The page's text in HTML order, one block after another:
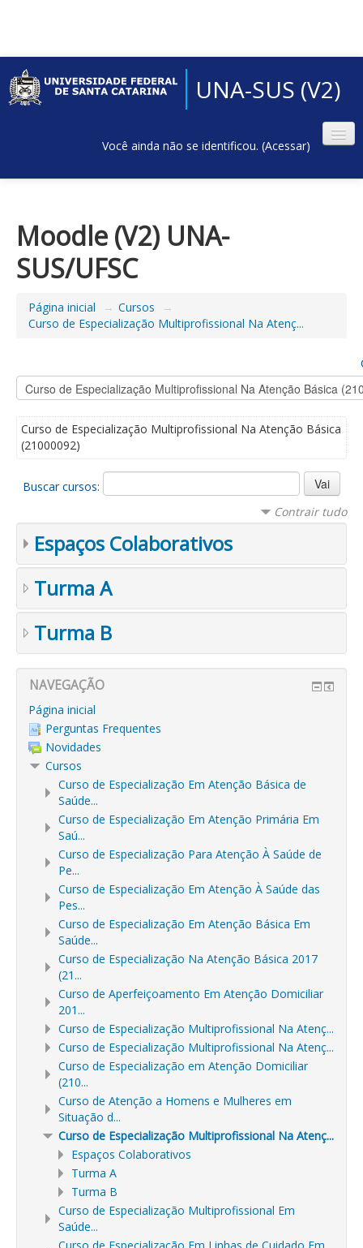
UNA-SUS (V2)
Você ainda não se identificou. (Acessar)
Moodle (V2) UNA-
SUS/UFSC
Página inicial → Cursos
→
Curso de Especialização Multiprofissional Na Atenç...
Curso de Especialização Multiprofissional Na Atenção Básica
(21000092)
Buscar cursos:
Contrair tudo
Espaços Colaborativos
Turma A
Turma B
NAVEGAÇÃO
Página inicial
Perguntas Frequentes
Novidades
Cursos
Curso de Especialização Em Atenção Básica de
Saúde...
Curso de Especialização Em Atenção Primária Em
Saú...
Curso de Especialização Para Atenção À Saúde de
Pe...
Curso de Especialização Em Atenção À Saúde das
Pes...
Curso de Especialização Em Atenção Básica Em
Saúde...
Curso de Especialização Na Atenção Básica 2017
(21...
Curso de Aperfeiçoamento Em Atenção Domiciliar
201...
Curso de Especialização Multiprofissional Na Atenç...
Curso de Especialização Multiprofissional Na Atenç...
Curso de Especialização em Atenção Domiciliar
(210...
Curso de Atenção a Homens e Mulheres em
Situação d...
Curso de Especialização Multiprofissional Na Atenç...
Espaços Colaborativos
Turma A
Turma B
Curso de Especialização Multiprofissional Em
Saúde...